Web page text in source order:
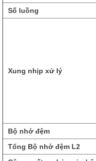
Số luồng
Xung nhịp xử lý
Bộ nhớ đệm
Tổng Bộ nhớ đệm L2